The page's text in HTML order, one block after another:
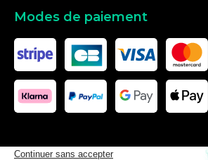
Modes de paiement